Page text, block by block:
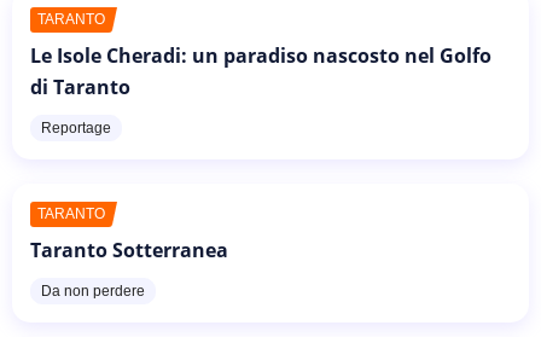
TARANTO
Le Isole Cheradi: un paradiso nascosto nel Golfo
di Taranto
Reportage
TARANTO
Taranto Sotterranea
Da non perdere